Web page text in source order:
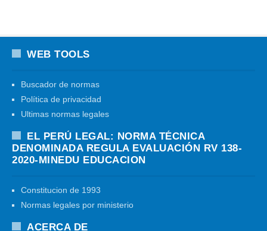
WEB TOOLS
Buscador de normas
Política de privacidad
Ultimas normas legales
EL PERÚ LEGAL: NORMA TÉCNICA
DENOMINADA REGULA EVALUACIÓN RV 138-
2020-MINEDU EDUCACION
Constitucion de 1993
Normas legales por ministerio
ACERCA DE